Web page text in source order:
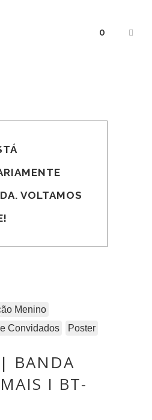
0
VOLTAMOS
Menino
Convidados
Poster
BANDA
I BT-